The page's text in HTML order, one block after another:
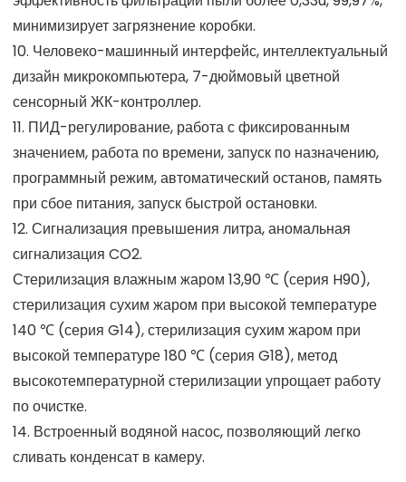
минимизирует загрязнение коробки.
10. Человеко-машинный интерфейс, интеллектуальный
дизайн микрокомпьютера, 7-дюймовый цветной
сенсорный ЖК-контроллер.
11. ПИД-регулирование, работа с фиксированным
значением, работа по времени, запуск по назначению,
программный режим, автоматический останов, память
при сбое питания, запуск быстрой остановки.
12. Сигнализация превышения литра, аномальная
сигнализация CO2.
Стерилизация влажным жаром 13,90 ℃ (серия H90),
стерилизация сухим жаром при высокой температуре
140 ℃ (серия G14), стерилизация сухим жаром при
высокой температуре 180 ℃ (серия G18), метод
высокотемпературной стерилизации упрощает работу
по очистке.
14. Встроенный водяной насос, позволяющий легко
сливать конденсат в камеру.